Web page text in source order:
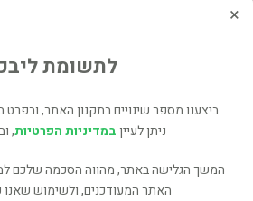
×
לתשומת
ביצענו מספר שינויים בתקנון האתר, ובפרט
ניתן לעייןבמדיניות הפרטיות,
המשך הגלישה באתר, מהווה הסכמה שלכם
האתר המעודכנים, ולשימוש שאנו